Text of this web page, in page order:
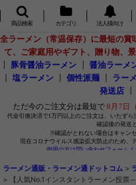
商品検索 カテゴリ 法人様向け
全ラーメン（常温保存）に最短の
て、ご家庭用やギフト、贈り物、
豚骨醤油ラーメン 醤油ラーメ
塩ラーメン 個性派麺 ラー
発送店
ラーメン通販・ラーメン通ドットコム >
>
【人気No.1インスタントラーメン投票